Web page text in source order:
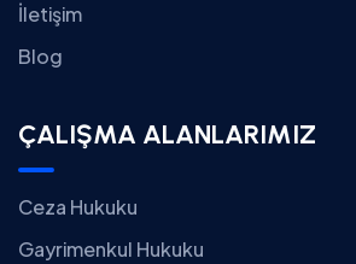
İletişim
Blog
ÇALIŞMA ALANLARIMIZ
Ceza Hukuku
Gayrimenkul Hukuku